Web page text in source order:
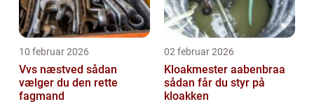
10 februar 2026
Vvs næstved sådan
vælger du den rette
fagmand
02 februar 2026
Kloakmester aabenbraa
sådan får du styr på
kloakken